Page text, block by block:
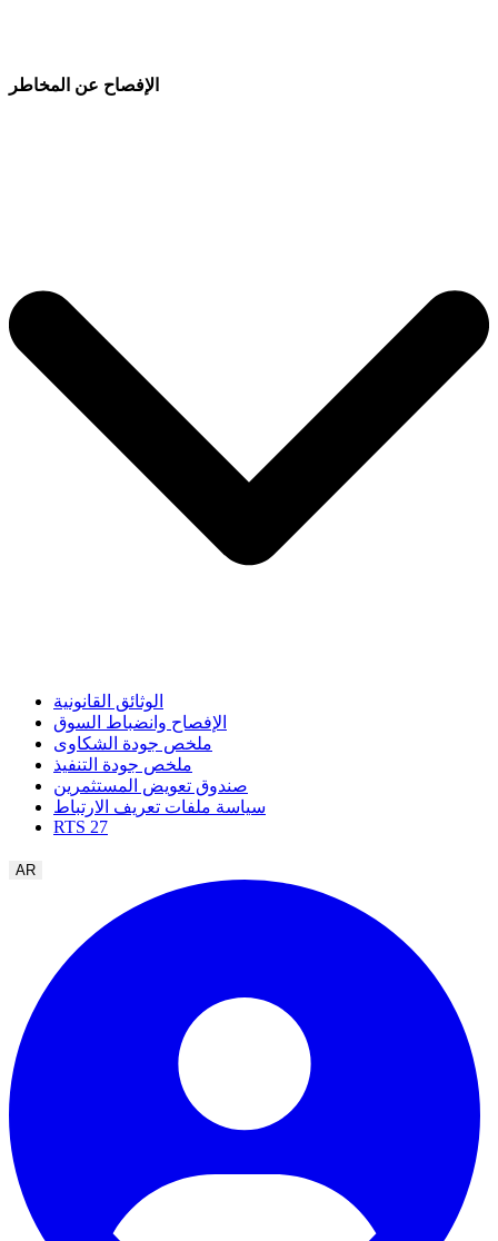
الإفصاح عن المخاطر
الوثائق القانونية
الإفصاح وانضباط السوق
ملخص جودة الشكاوى
ملخص جودة التنفيذ
صندوق تعويض المستثمرين
سياسة ملفات تعريف الارتباط
RTS 27
AR